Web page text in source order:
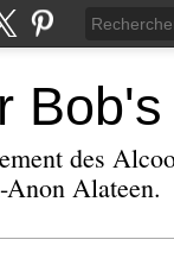
des
Alateen.